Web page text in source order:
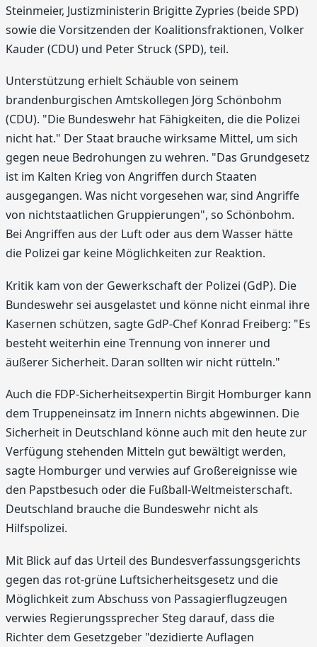
Steinmeier, Justizministerin Brigitte Zypries (beide SPD)
sowie die Vorsitzenden der Koalitionsfraktionen, Volker
Kauder (CDU) und Peter Struck (SPD), teil.
Unterstützung erhielt Schäuble von seinem
brandenburgischen Amtskollegen Jörg Schönbohm
(CDU). "Die Bundeswehr hat Fähigkeiten, die die Polizei
nicht hat." Der Staat brauche wirksame Mittel, um sich
gegen neue Bedrohungen zu wehren. "Das Grundgesetz
ist im Kalten Krieg von Angriffen durch Staaten
ausgegangen. Was nicht vorgesehen war, sind Angriffe
von nichtstaatlichen Gruppierungen", so Schönbohm.
Bei Angriffen aus der Luft oder aus dem Wasser hätte
die Polizei gar keine Möglichkeiten zur Reaktion.
Kritik kam von der Gewerkschaft der Polizei (GdP). Die
Bundeswehr sei ausgelastet und könne nicht einmal ihre
Kasernen schützen, sagte GdP-Chef Konrad Freiberg: "Es
besteht weiterhin eine Trennung von innerer und
äußerer Sicherheit. Daran sollten wir nicht rütteln."
Auch die FDP-Sicherheitsexpertin Birgit Homburger kann
dem Truppeneinsatz im Innern nichts abgewinnen. Die
Sicherheit in Deutschland könne auch mit den heute zur
Verfügung stehenden Mitteln gut bewältigt werden,
sagte Homburger und verwies auf Großereignisse wie
den Papstbesuch oder die Fußball-Weltmeisterschaft.
Deutschland brauche die Bundeswehr nicht als
Hilfspolizei.
Mit Blick auf das Urteil des Bundesverfassungsgerichts
gegen das rot-grüne Luftsicherheitsgesetz und die
Möglichkeit zum Abschuss von Passagierflugzeugen
verwies Regierungssprecher Steg darauf, dass die
Richter dem Gesetzgeber "dezidierte Auflagen